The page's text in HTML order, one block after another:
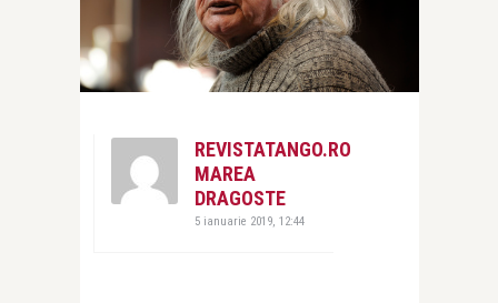
REVISTATANGO.RO
MAREA
DRAGOSTE
5 ianuarie 2019, 12:44